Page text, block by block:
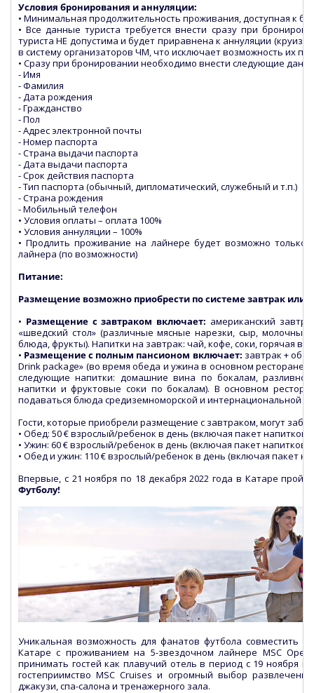
Условия бронирования и аннуляции:
• Минимальная продолжительность проживания, доступная к
• Все данные туриста требуется внести сразу при
туриста НЕ допустима и будет приравнена к аннуляции
в систему организаторов ЧМ, что исключает возможность их
• Сразу при бронировании необходимо внести следующие
- Имя
- Фамилия
- Дата рождения
- Гражданство
- Пол
- Адрес электронной почты
- Номер паспорта
- Страна выдачи паспорта
- Дата выдачи паспорта
- Срок действия паспорта
- Тип паспорта (обычный, дипломатический, служебный и т.п.)
- Страна рождения
- Мобильный телефон
• Условия оплаты – оплата 100%
• Условия аннуляции – 100%
• Продлить проживание на лайнере будет возможно
лайнера (по возможности)
Питание:
Размещение возможно приобрести по системе завтрак или
• Размещение с завтраком включает: американский
«шведский стол» (различные мясные нарезки, сыр,
блюда, фрукты). Напитки на завтрак: чай, кофе, соки, горячая
• Размещение с полным пансионом включает: завтрак +
Drink package» (во время обеда и ужина в основном ресторане
следующие напитки: домашние вина по бокалам,
напитки и фруктовые соки по бокалам). В основном
подаваться блюда средиземноморской и интернациональной
Гости, которые приобрели размещение с завтраком, могут
• Обед: 50 € взрослый/ребенок в день (включая пакет напитков
• Ужин: 60 € взрослый/ребенок в день (включая пакет напитков
• Обед и ужин: 110 € взрослый/ребенок в день (включая пакет
Впервые, с 21 ноября по 18 декабря 2022 года в Катаре
Футболу!
Уникальная возможность для фанатов футбола совместить
Катаре с проживанием на 5-звездочном лайнере MSC
принимать гостей как плавучий отель в период с 19 ноября
гостеприимство MSC Cruises и огромный выбор
джакузи, спа-салона и тренажерного зала.